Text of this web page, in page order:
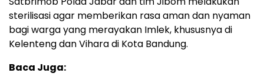
sterilisasi agar memberikan rasa aman dan nyaman
bagi warga yang merayakan Imlek, khususnya di
Kelenteng dan Vihara di Kota Bandung.
Baca Juga: